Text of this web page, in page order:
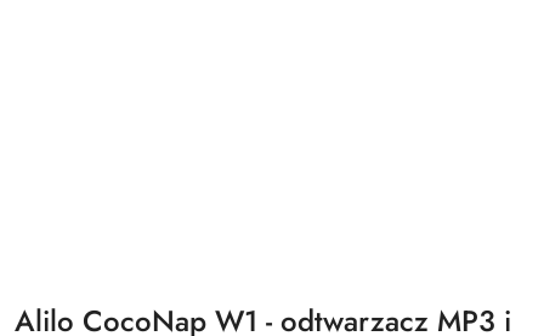
Alilo CocoNap W1 - odtwarzacz MP3 i